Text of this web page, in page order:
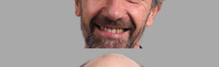
RUI LOBO MACHADO ​